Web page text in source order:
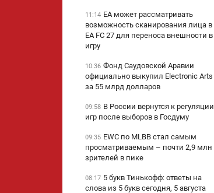
11:14 EA может рассматривать
возможность сканирования лица в
EA FC 27 для переноса внешности в
игру
10:36 Фонд Саудовской Аравии
официально выкупил Electronic Arts
за 55 млрд долларов
09:58 В России вернутся к регуляции
игр после выборов в Госдуму
09:35 EWC по MLBB стал самым
просматриваемым – почти 2,9 млн
зрителей в пике
08:17 5 букв Тинькофф: ответы на
слова из 5 букв сегодня, 5 августа